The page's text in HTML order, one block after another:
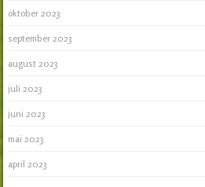
oktober 2023
september 2023
august 2023
juli 2023
juni 2023
mai 2023
april 2023